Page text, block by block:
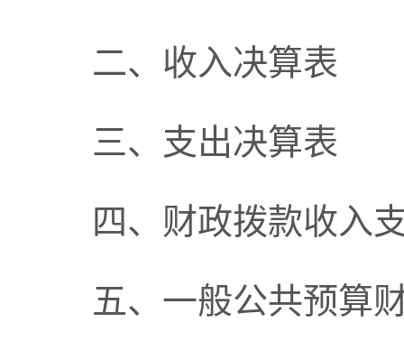
二、收入决算表
三、支出决算表
四、财政拨款收入
五、一般公共预算